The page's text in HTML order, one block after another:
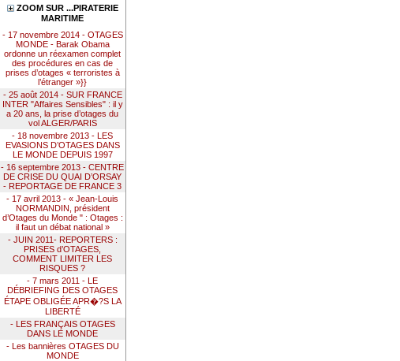
ZOOM SUR ...PIRATERIE
MARITIME
- 17 novembre 2014 - OTAGES
MONDE - Barak Obama
ordonne un réexamen complet
des procédures en cas de
prises d’otages « terroristes à
l’étranger »}}
- 25 août 2014 - SUR FRANCE
INTER "Affaires Sensibles" : il y
a 20 ans, la prise d’otages du
vol ALGER/PARIS
- 18 novembre 2013 - LES
EVASIONS D’OTAGES DANS
LE MONDE DEPUIS 1997
- 16 septembre 2013 - CENTRE
DE CRISE DU QUAI D’ORSAY
- REPORTAGE DE FRANCE 3
- 17 avril 2013 - « Jean-Louis
NORMANDIN, président
d’Otages du Monde " : Otages :
il faut un débat national »
- JUIN 2011- REPORTERS :
PRISES d’OTAGES,
COMMENT LIMITER LES
RISQUES ?
- 7 mars 2011 - LE
DÉBRIEFING DES OTAGES
ÉTAPE OBLIGÉE APR�?S LA
LIBERTÉ
- LES FRANÇAIS OTAGES
DANS LE MONDE
- Les bannières OTAGES DU
MONDE